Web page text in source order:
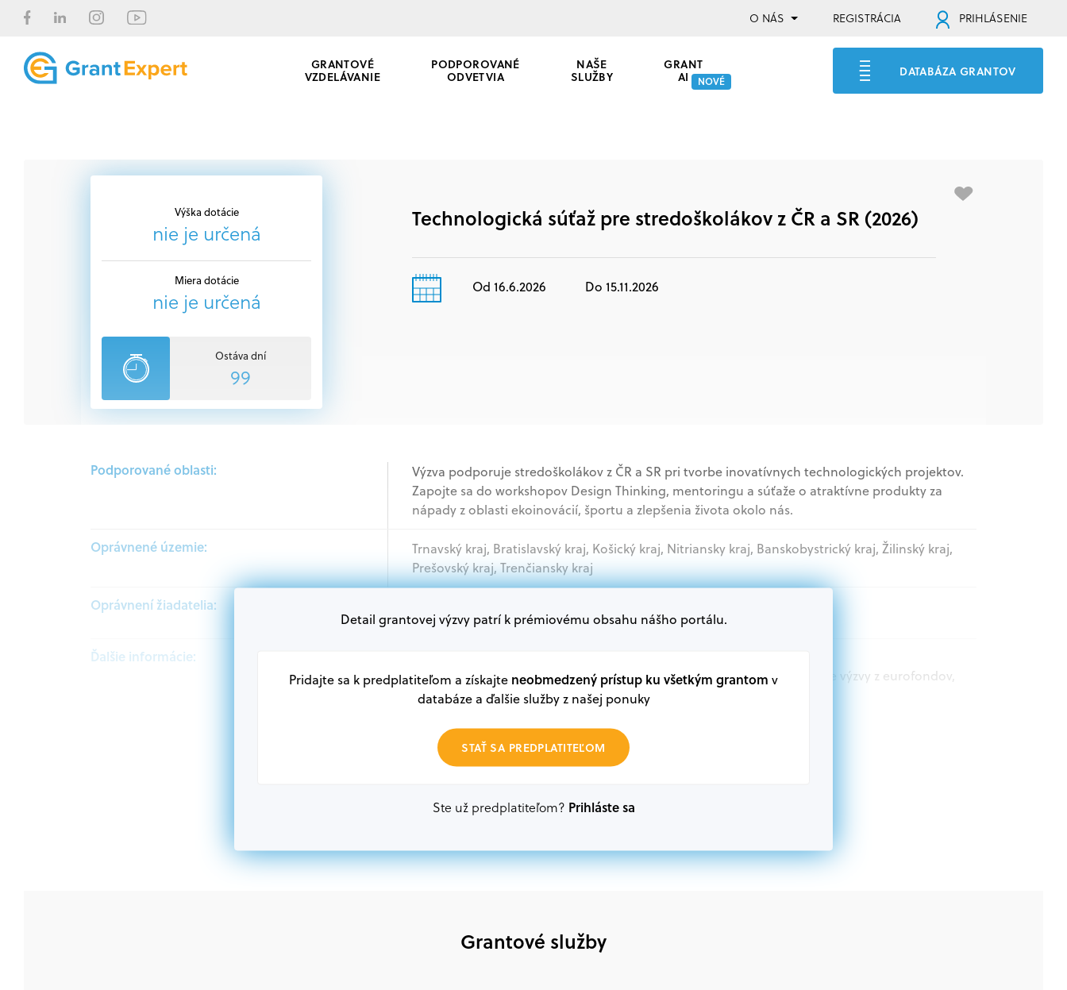
O NÁS REGISTRÁCIA PRIHLÁSENIE
GRANTOVÉ
VZDELÁVANIE
PODPOROVANÉ
ODVETVIA
NAŠE
SLUŽBY
GRANT
AI NOVÉ
DATABÁZA GRANTOV
Výška dotácie
nie je určená
Miera dotácie
nie je určená
Ostáva dní
99
Technologická súťaž pre stredoškolákov z ČR a SR (2026)
Od 16.6.2026 Do 15.11.2026
Podporované oblasti:
Výzva podporuje stredoškolákov z ČR a SR pri tvorbe inovatívnych technologických projektov.
Zapojte sa do workshopov Design Thinking, mentoringu a súťaže o atraktívne produkty za
nápady z oblasti ekoinovácií, športu a zlepšenia života okolo nás.
Oprávnené územie:
Trnavský kraj, Bratislavský kraj, Košický kraj, Nitriansky kraj, Banskobystrický kraj, Žilinský kraj,
Prešovský kraj, Trenčiansky kraj
Oprávnení žiadatelia:
Jednotlivci
Ďalšie informácie:
V databáze grantov a dotácií na portáli Grantexpert.sk nájdete aktuálne výzvy z eurofondov,
plánu obnovy a ďalších zdrojov.
Oprávnení partneri:
Akákoľvek právnická osoba, t. j. verejný alebo súkromný subjekt, komerčný alebo nekomerčný,
ako aj mimovládne organizácie zriadené ako právnická osoba v Nórsku alebo na Slovensku,
prispievajúca k implementácii projektu
Detail grantovej výzvy patrí k prémiovému obsahu nášho portálu.
Pridajte sa k predplatiteľom a získajte neobmedzený prístup ku všetkým grantom v
databáze a ďalšie služby z našej ponuky
STAŤ SA PREDPLATITEĽOM
Ste už predplatiteľom? Prihláste sa
Grantové služby